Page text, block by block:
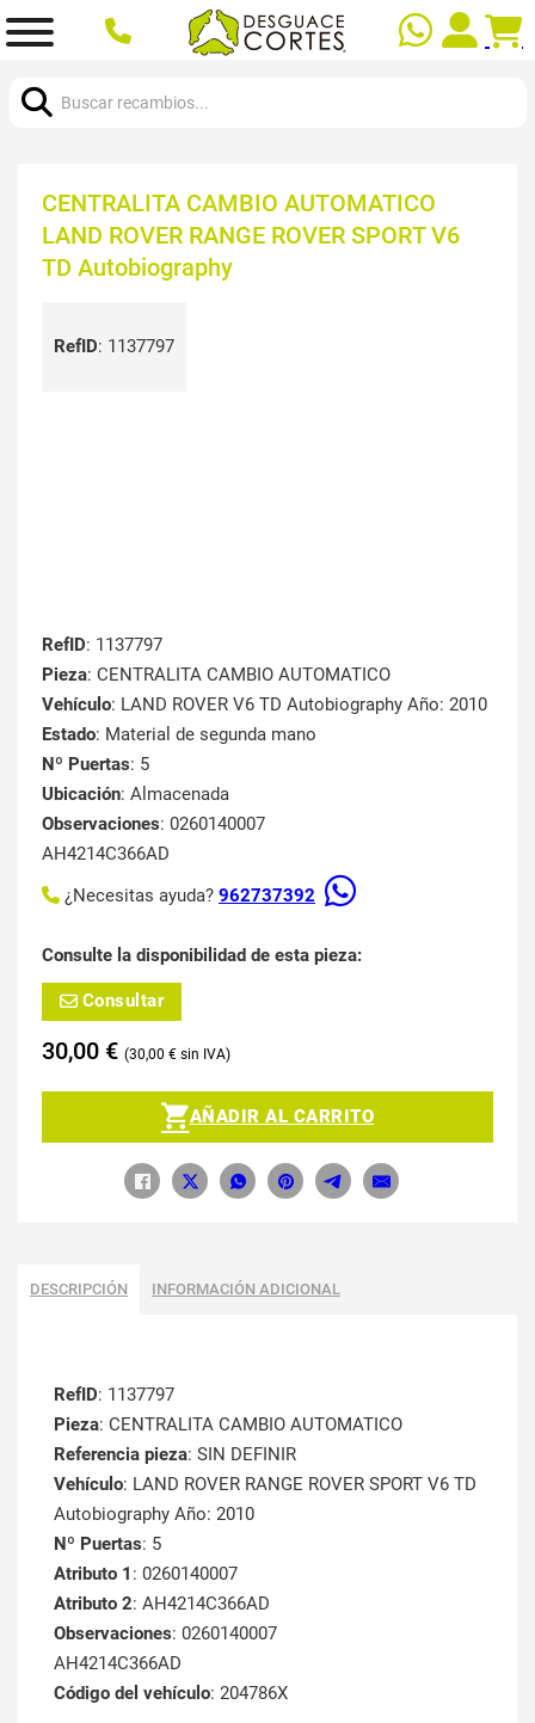
CENTRALITA CAMBIO AUTOMATICO
LAND ROVER RANGE ROVER SPORT V6
TD Autobiography
RefID: 1137797
RefID: 1137797
Pieza: CENTRALITA CAMBIO AUTOMATICO
Vehículo: LAND ROVER V6 TD Autobiography Año: 2010
Estado: Material de segunda mano
Nº Puertas: 5
Ubicación: Almacenada
Observaciones: 0260140007
AH4214C366AD
¿Necesitas ayuda? 962737392
Consulte la disponibilidad de esta pieza:
Consultar
30,00 € 30,00 €
AÑADIR AL CARRITO
DESCRIPCIÓN INFORMACIÓN ADICIONAL
RefID: 1137797
Pieza: CENTRALITA CAMBIO AUTOMATICO
Referencia pieza: SIN DEFINIR
Vehículo: LAND ROVER RANGE ROVER SPORT V6 TD
Autobiography Año: 2010
Nº Puertas: 5
Atributo 1 : 0260140007
Atributo 2: AH4214C366AD
Observaciones: 0260140007
AH4214C366AD
Código del vehículo: 204786X